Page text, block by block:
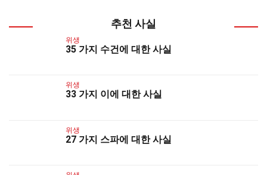
추천 사실
위생
35 가지 수건에 대한 사실
위생
33 가지 이에 대한 사실
위생
27 가지 스파에 대한 사실